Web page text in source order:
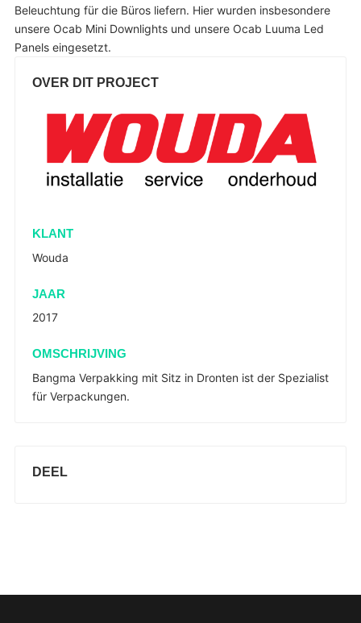
Beleuchtung für die Büros liefern. Hier wurden insbesondere
unsere Ocab Mini Downlights und unsere Ocab Luuma Led
Panels eingesetzt.
OVER DIT PROJECT
KLANT
Wouda
JAAR
2017
OMSCHRIJVING
Bangma Verpakking mit Sitz in Dronten ist der Spezialist
für Verpackungen.
DEEL